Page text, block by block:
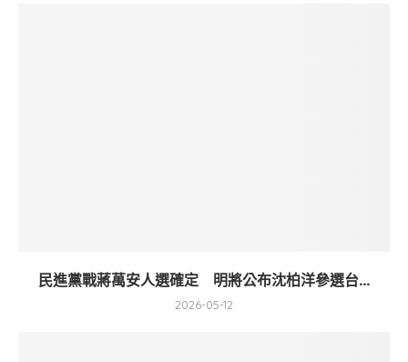
民進黨戰蔣萬安人選確定 明將公布沈柏洋參選台...
2026-05-12